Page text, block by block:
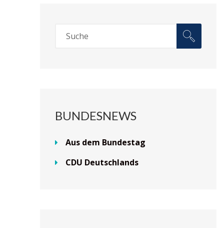
BUNDESNEWS
Aus dem Bundestag
CDU Deutschlands